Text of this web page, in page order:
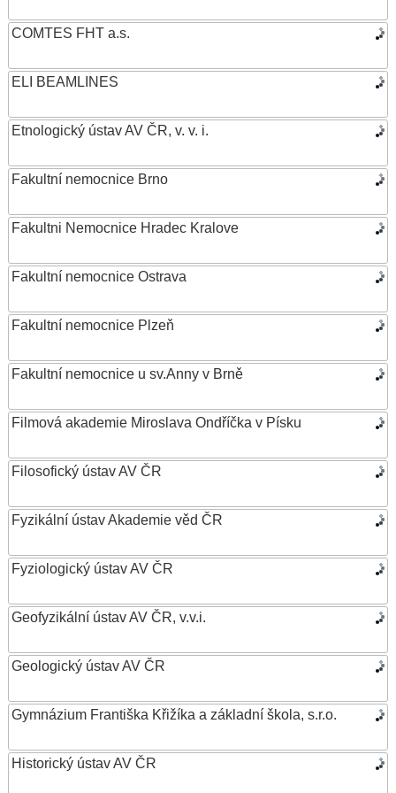
COMTES FHT a.s.
ELI BEAMLINES
Etnologický ústav AV ČR, v. v. i.
Fakultní nemocnice Brno
Fakultni Nemocnice Hradec Kralove
Fakultní nemocnice Ostrava
Fakultní nemocnice Plzeň
Fakultní nemocnice u sv.Anny v Brně
Filmová akademie Miroslava Ondříčka v Písku
Filosofický ústav AV ČR
Fyzikální ústav Akademie věd ČR
Fyziologický ústav AV ČR
Geofyzikální ústav AV ČR, v.v.i.
Geologický ústav AV ČR
Gymnázium Františka Křižíka a základní škola, s.r.o.
Historický ústav AV ČR